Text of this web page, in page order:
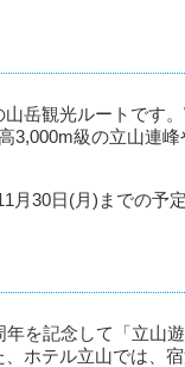
岳観光ルートです
3,000m級の立山連
月30日(月)までの予定
を記念して「立山
ホテル立山では、